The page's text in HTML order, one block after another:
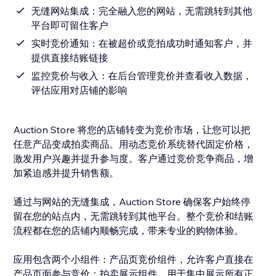
无缝网站集成：完全融入您的网站，无需跳转到其他
平台即可留住客户
实时竞价通知：在被超价或竞拍成功时通知客户，并
提供直接结账链接
监控竞价与收入：在后台管理竞价并查看收入数据，
评估应用对店铺的影响
Auction Store 将您的店铺转变为竞价市场，让您可以把
任意产品变成拍卖商品。用动态竞价系统替代固定价格，
激发用户兴趣并提升参与度。客户通过竞价竞争商品，增
加紧迫感并提升销售额。
通过与网站的无缝集成，Auction Store 确保客户始终停
留在您的站点内，无需跳转到其他平台。整个竞价和结账
流程都在您的店铺内顺畅完成，带来专业的购物体验。
应用包含两个小组件：产品页竞价组件，允许客户直接在